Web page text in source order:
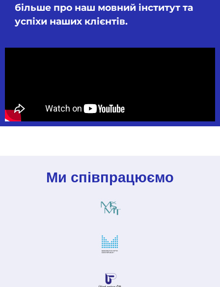
більше про наш мовний інститут та
успіхи наших клієнтів.
Ми співпрацюємо